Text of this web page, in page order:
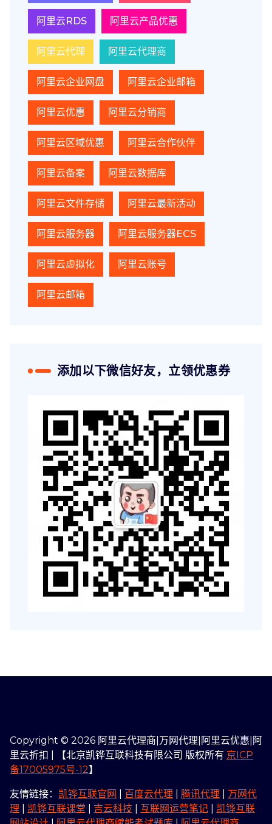
阿里云RDS 阿里云产品优惠
阿里云代理 阿里云代理商
阿里云企业网盘 阿里云企业邮箱
阿里云优惠 阿里云分销商
阿里云区域优惠 阿里云合作伙伴
阿里云备案 阿里云数据库
阿里云文件存储 阿里云最新活动
阿里云服务器 阿里云服务器ECS
阿里云虚拟化 阿里云账号
阿里云邮箱
添加以下微信好友，立领优惠券
Copyright © 2026 阿里云代理商|万网代理|阿里云优惠|阿
里云折扣 | 【北京凯铧互联科技有限公司 版权所有 京ICP
备17005975号-12】
友情链接： 凯铧互联官网 百度云代理 腾讯代理
万网代
理
凯铧互联课堂 吉云科技 互联网运营笔记
凯铧互联